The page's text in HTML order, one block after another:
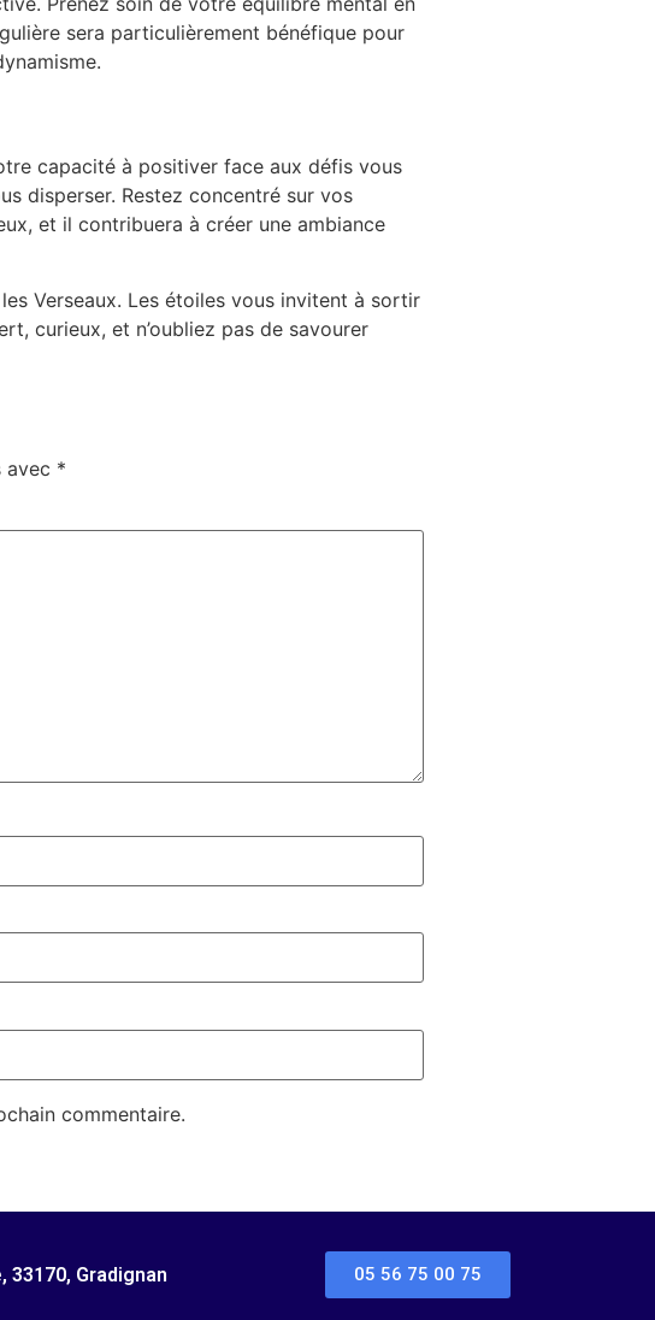
sera particulièrement bénéfique pour
capacité à positiver face aux défis vous
disperser. Restez concentré sur vos
et il contribuera à créer une ambiance
Verseaux. Les étoiles vous invitent à sortir
curieux, et n’oubliez pas de savourer
avec *
commentaire.
33170, Gradignan 05 56 75 00 75